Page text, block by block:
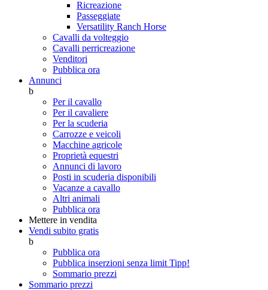
Ricreazione
Passeggiate
Versatility Ranch Horse
Cavalli da volteggio
Cavalli perricreazione
Venditori
Pubblica ora
Annunci
b
Per il cavallo
Per il cavaliere
Per la scuderia
Carrozze e veicoli
Macchine agricole
Proprietà equestri
Annunci di lavoro
Posti in scuderia disponibili
Vacanze a cavallo
Altri animali
Pubblica ora
Mettere in vendita
Vendi subito gratis
b
Pubblica ora
Pubblica inserzioni senza limit Tipp!
Sommario prezzi
Sommario prezzi